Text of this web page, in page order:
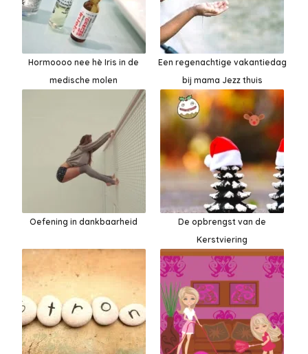
Hormoooo nee hè Iris in de
medische molen
Een regenachtige vakantiedag
bij mama Jezz thuis
Oefening in dankbaarheid
De opbrengst van de
Kerstviering